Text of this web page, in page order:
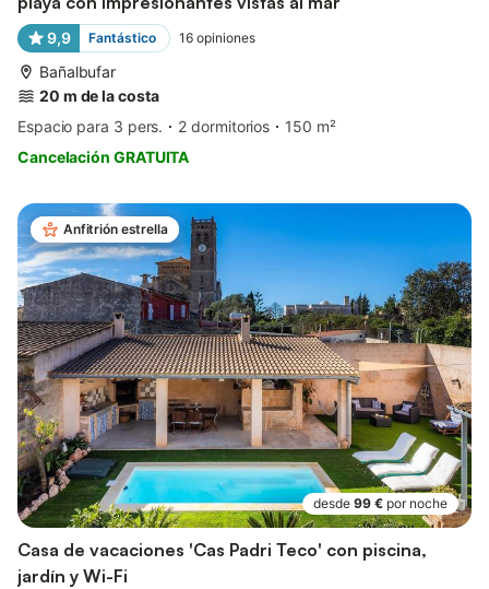
9,9 Fantástico 16 opiniones
Bañalbufar
20 m de la costa
Espacio para 3 pers.
2 dormitorios
150 m²
Cancelación GRATUITA
Anfitrión estrella
desde 99 € por noche
Casa de vacaciones 'Cas Padri Teco' con piscina,
jardín y Wi-Fi